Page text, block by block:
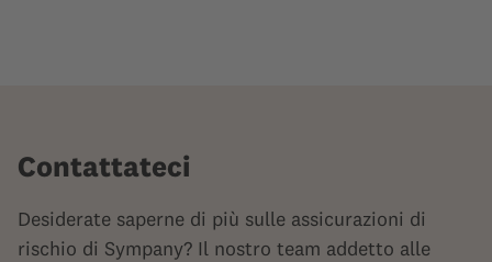
Contattateci
Desiderate saperne di più sulle assicurazioni di
rischio di Sympany? Il nostro team addetto alle